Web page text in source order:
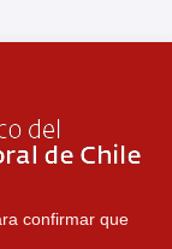
confirmar que